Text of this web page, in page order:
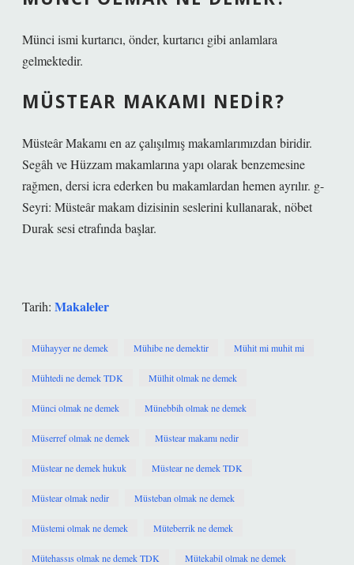
Münci ismi kurtarıcı, önder, kurtarıcı gibi anlamlara
gelmektedir.
MÜSTEAR MAKAMI NEDIR?
Müsteâr Makamı en az çalışılmış makamlarımızdan biridir.
Segâh ve Hüzzam makamlarına yapı olarak benzemesine
rağmen, dersi icra ederken bu makamlardan hemen ayrılır. g-
Seyri: Müsteâr makam dizisinin seslerini kullanarak, nöbet
Durak sesi etrafında başlar.
Tarih: Makaleler
Mühayyer ne demek Mühibe ne demektir Mühit mi muhit mi
Mühtedi ne demek TDK Mülhit olmak ne demek
Münci olmak ne demek Münebbih olmak ne demek
Müserref olmak ne demek Müstear makamı nedir
Müstear ne demek hukuk Müstear ne demek TDK
Müstear olmak nedir Müsteban olmak ne demek
Müstemi olmak ne demek Müteberrik ne demek
Mütehassıs olmak ne demek TDK Mütekabil olmak ne demek